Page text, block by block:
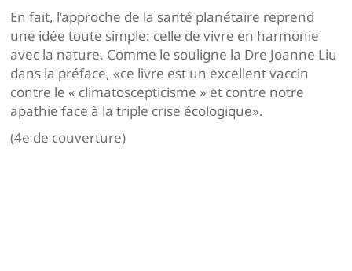
En fait, l’approche de la santé planétaire reprend
une idée toute simple: celle de vivre en harmonie
avec la nature. Comme le souligne la Dre Joanne Liu
dans la préface, «ce livre est un excellent vaccin
contre le « climatoscepticisme » et contre notre
apathie face à la triple crise écologique».
(4e de couverture)